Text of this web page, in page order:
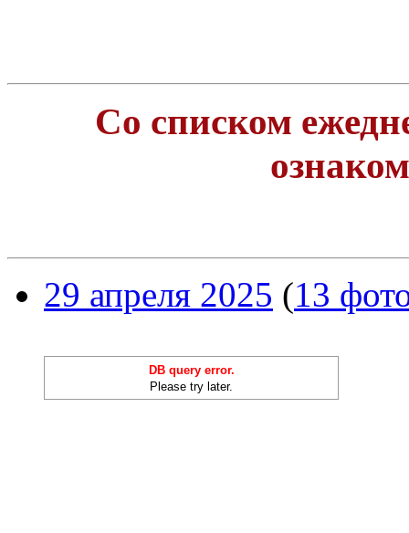
Со списком
29 апреля 2025 (13
DB query error.
Please try later.